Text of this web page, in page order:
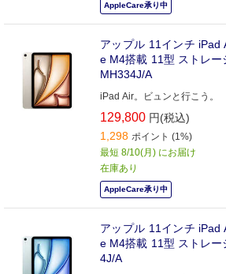
AppleCare承り中
アップル 11インチ iPad
e M4搭載 11型 ストレー
MH334J/A
iPad Air。ビュンと行こう。
129,800 円(税込)
1,298 ポイント (1%)
最短 8/10(月) にお届け
在庫あり
AppleCare承り中
アップル 11インチ iPad
e M4搭載 11型 ストレー
4J/A